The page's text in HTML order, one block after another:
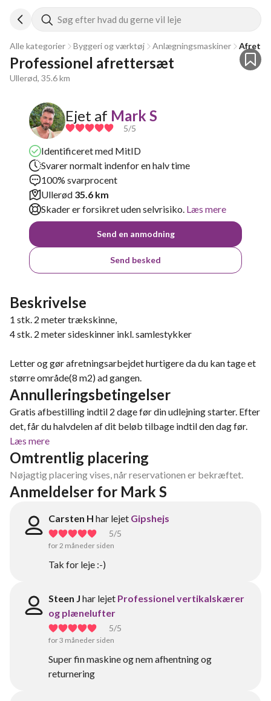
Søg efter hvad du gerne vil leje
Alle kategorier Byggeri og værktøj Anlægningsmaskiner
Professionel afrettersæt
Ullerød, 35.6 km
Ejet af Mark S
5/5
Identificeret med MitID
Svarer normalt indenfor en halv time
100% svarprocent
Ullerød 35.6 km
Skader er forsikret uden selvrisiko. Læs mere
Send en anmodning
Send besked
Beskrivelse
1 stk. 2 meter trækskinne,
4 stk. 2 meter sideskinner inkl. samlestykker
Letter og gør afretningsarbejdet hurtigere da du kan tage et
større område(8 m2) ad gangen.
Annulleringsbetingelser
Gratis afbestilling indtil 2 dage før din udlejning starter. Efter
det, får du halvdelen af dit beløb tilbage indtil den dag før.
Læs mere
Omtrentlig placering
Nøjagtig placering vises, når reservationen er bekræftet.
Anmeldelser for Mark S
Carsten H har lejet Gipshejs
5/5
for 2 måneder siden
Tak for leje :-)
Steen J har lejet Professionel vertikalskærer
og plænelufter
5/5
for 3 måneder siden
Super fin maskine og nem afhentning og
returnering